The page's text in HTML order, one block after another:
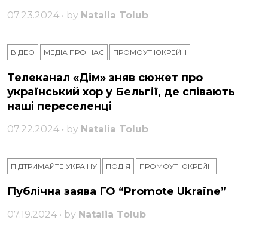
07.23.2024 • by Natalia Tolub
ВІДЕО МЕДІА ПРО НАС ПРОМОУТ ЮКРЕЙН
Телеканал «Дім» зняв сюжет про
український хор у Бельгії, де співають
наші переселенці
07.22.2024 • by Natalia Tolub
ПІДТРИМАЙТЕ УКРАЇНУ ПОДІЯ ПРОМОУТ ЮКРЕЙН
Публічна заява ГО “Promote Ukraine”
07.19.2024 • by Natalia Tolub